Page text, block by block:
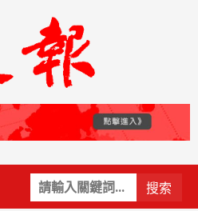
關
鍵
Primary
Menu